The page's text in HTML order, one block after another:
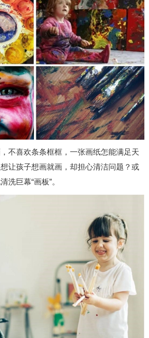
不喜欢条条框框，一张画纸怎能满足天
让孩子想画就画，却担心清洁问题？或
洗巨幕“画板”。